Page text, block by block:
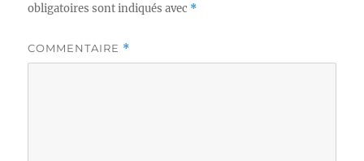
obligatoires sont indiqués avec *
COMMENTAIRE *